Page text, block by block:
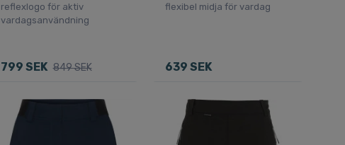
reflexlogo för aktiv
vardagsanvändning
799 SEK 849 SEK
flexibel midja för vardag
639 SEK